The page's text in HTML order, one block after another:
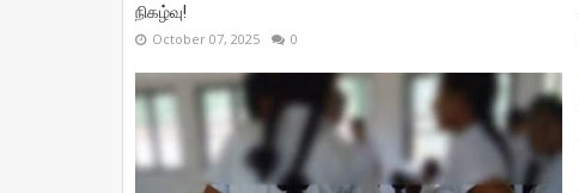
நிகழ்வு!
October 07, 2025 0